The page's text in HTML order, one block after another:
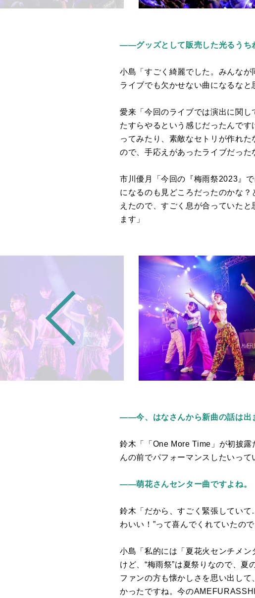
――グッズとして販売した光るうち
小島「すごく綺麗でした。みんな
ライブでも欠かせない曲になるなと
愛来「今回のライブでは演出に関
たすらやるという感じだったんで
ってみたり、素敵なセトリが作れ
ので、手応えがあったライブだった
市川優月「今回の『梅雨祭2023』
になるのも見どころだったのかな？
えたので、すごく息が合っていた
ます」
――今、はなさんから新曲の話は出
鈴木「「 One More Time 」が初披
んの前でパフォーマンスしたいって
――萌花さんセンター曲ですよね。
鈴木「だから、すごく緊張してい
わいい！”って喜んでくれていたの
小島「私的には「夏花火センチメン
けど、“梅雨祭”は夏祭りなので、
ファンの方も懐かしさを思い出し
かったですね。今のAMEFURASSHI